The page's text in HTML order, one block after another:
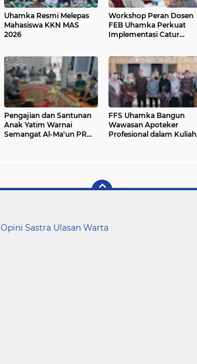
Uhamka Resmi Melepas
Mahasiswa KKN MAS
2026
Workshop Peran Dosen
FEB Uhamka Perkuat
Implementasi Catur
Pengajian dan Santunan
Anak Yatim Warnai
Semangat Al-Ma'un PRM
FFS Uhamka Bangun
Wawasan Apoteker
Profesional dalam Kuliah
Opini Sastra Ulasan Warta